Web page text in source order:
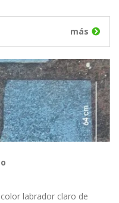
más
labrador claro de